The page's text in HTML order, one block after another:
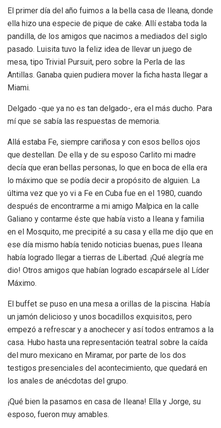
El primer día del año fuimos a la bella casa de Ileana, donde
ella hizo una especie de pique de cake. Allí estaba toda la
pandilla, de los amigos que nacimos a mediados del siglo
pasado. Luisita tuvo la feliz idea de llevar un juego de
mesa, tipo Trivial Pursuit, pero sobre la Perla de las
Antillas. Ganaba quien pudiera mover la ficha hasta llegar a
Miami.
Delgado -que ya no es tan delgado-, era el más ducho. Para
mí que se sabía las respuestas de memoria.
Allá estaba Fe, siempre cariñosa y con esos bellos ojos
que destellan. De ella y de su esposo Carlito mi madre
decía que eran bellas personas, lo que en boca de ella era
lo máximo que se podía decir a propósito de alguien. La
última vez que yo vi a Fe en Cuba fue en el 1980, cuando
después de encontrarme a mi amigo Malpica en la calle
Galiano y contarme éste que había visto a Ileana y familia
en el Mosquito, me precipité a su casa y ella me dijo que en
ese día mismo había tenido noticias buenas, pues Ileana
había logrado llegar a tierras de Libertad. ¡Qué alegría me
dio! Otros amigos que habían logrado escapársele al Líder
Máximo.
El buffet se puso en una mesa a orillas de la piscina. Había
un jamón delicioso y unos bocadillos exquisitos, pero
empezó a refrescar y a anochecer y así todos entramos a la
casa. Hubo hasta una representación teatral sobre la caída
del muro mexicano en Miramar, por parte de los dos
testigos presenciales del acontecimiento, que quedará en
los anales de anécdotas del grupo.
¡Qué bien la pasamos en casa de Ileana! Ella y Jorge, su
esposo, fueron muy amables.